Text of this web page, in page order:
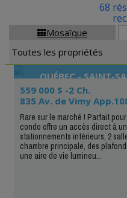
Mosaïque
68
QUÉBEC - SAINT-
559 000 $ -2 Ch.
835 Av. de Vimy
Rare sur le marché ! Parfait
condo offre un accès direct à
stationnements intérieurs, 2
chambre principale, des
une aire de vie lumineu...